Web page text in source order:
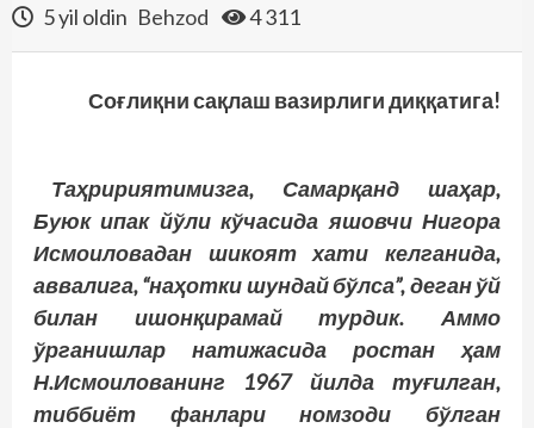
5 yil oldin Behzod 4 311
Соғлиқни сақлаш вазирлиги диққатига!
Таҳририятимизга, Самарқанд шаҳар,
Буюк ипак йўли кўчасида яшовчи Нигора
Исмоиловадан шикоят хати келганида,
аввалига, “наҳотки шундай бўлса”, деган ўй
билан ишонқирамай турдик. Аммо
ўрганишлар натижасида ростан ҳам
Н.Исмоилованинг 1967 йилда туғилган,
тиббиёт фанлари номзоди бўлган